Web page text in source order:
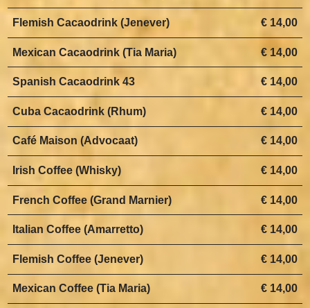
€ 14,00
Flemish Cacaodrink (Jenever)
€ 14,00
Mexican Cacaodrink (Tia Maria)
€ 14,00
Spanish Cacaodrink 43
€ 14,00
Cuba Cacaodrink (Rhum)
€ 14,00
Café Maison (Advocaat)
€ 14,00
Irish Coffee (Whisky)
€ 14,00
French Coffee (Grand Marnier)
€ 14,00
Italian Coffee (Amarretto)
€ 14,00
Flemish Coffee (Jenever)
€ 14,00
Mexican Coffee (Tia Maria)